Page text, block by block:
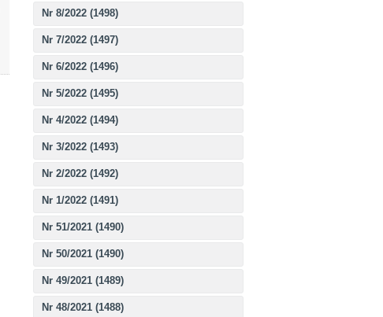
Nr 8/2022 (1498)
Nr 7/2022 (1497)
Nr 6/2022 (1496)
Nr 5/2022 (1495)
Nr 4/2022 (1494)
Nr 3/2022 (1493)
Nr 2/2022 (1492)
Nr 1/2022 (1491)
Nr 51/2021 (1490)
Nr 50/2021 (1490)
Nr 49/2021 (1489)
Nr 48/2021 (1488)